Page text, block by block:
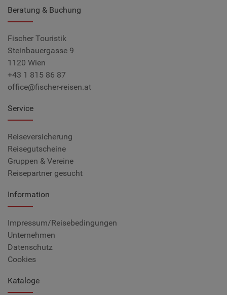
Beratung & Buchung
Fischer Touristik
Steinbauergasse 9
1120 Wien
+43 1 815 86 87
office@fischer-reisen.at
Service
Reiseversicherung
Reisegutscheine
Gruppen & Vereine
Reisepartner gesucht
Information
Impressum/Reisebedingungen
Unternehmen
Datenschutz
Cookies
Kataloge